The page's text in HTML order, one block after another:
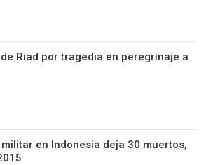
Riad por tragedia en peregrinaje a
en Indonesia deja 30 muertos,